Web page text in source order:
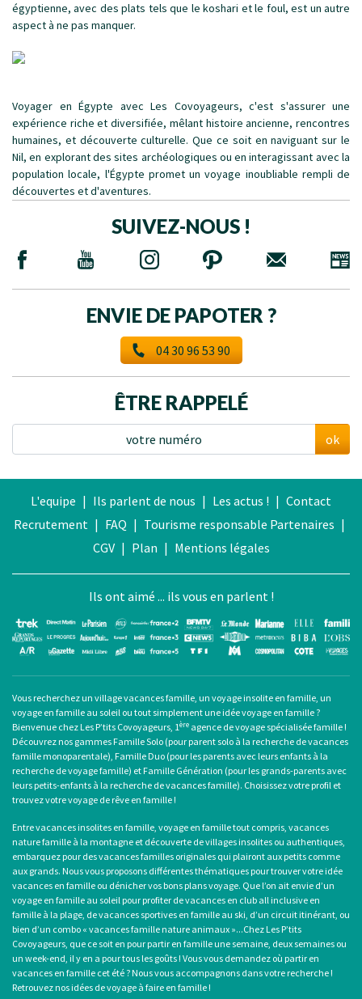
égyptienne, avec des plats tels que le koshari et le foul, est un autre
aspect à ne pas manquer.
Voyager en Égypte avec Les Covoyageurs, c'est s'assurer une
expérience riche et diversifiée, mêlant histoire ancienne, rencontres
humaines, et découverte culturelle. Que ce soit en naviguant sur le
Nil, en explorant des sites archéologiques ou en interagissant avec la
population locale, l'Égypte promet un voyage inoubliable rempli de
découvertes et d'aventures.
SUIVEZ-NOUS !
ENVIE DE PAPOTER ?
04 30 96 53 90
ÊTRE RAPPELÉ
ok
L'equipe | Ils parlent de nous | Les actus ! | Contact
Recrutement | FAQ | Tourisme responsable Partenaires |
CGV | Plan | Mentions légales
Ils ont aimé ... ils vous en parlent !
Vous recherchez un village vacances famille, un voyage insolite en famille, un
voyage en famille au soleil ou tout simplement une idée voyage en famille ?
Bienvenue chez Les P’tits Covoyageurs, 1ère agence de voyage spécialisée famille !
Découvrez nos gammes Famille Solo (pour parent solo à la recherche devacances
famille monoparentale), Famille Duo (pour les parents avec leurs enfants à la
recherche de voyage famille) et Famille Génération (pour les grands-parents avec
leurs petits-enfants à la recherche de vacances famille). Choisissez votre profil et
trouvez votre voyage de rêve en famille !
Entrevacances insolites en famille, voyage en famille tout compris, vacances
nature famille à la montagne et découverte de villages insolites ou authentiques,
embarquez pour desvacances familles originales qui plairont aux petits comme
aux grands. Nous vous proposons différentes thématiques pour trouver votre idée
vacances en famille ou dénicher vos bons plans voyage. Que l’on ait envie d’un
voyage en famille au soleil pour profiter devacances en club all inclusive en
famille à la plage, devacances sportives en famille au ski, d’un circuit itinérant, ou
bien d’un combo « vacances famille nature animaux »...Chez Les P’tits
Covoyageurs, que ce soit en pour partir en famille une semaine, deux semaines ou
un week-end, il y en a pour tous les goûts ! Vous vous demandez où partir en
vacances en famille cet été ? Nous vous accompagnons dans votre recherche !
Retrouvez nos idées devoyage à faire en famille !